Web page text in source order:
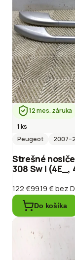
12 mes. záruka
1 ks
Peugeot
2007
Strešné
308 Sw I (4E_,
122 €99.19 €bez
Do košíka